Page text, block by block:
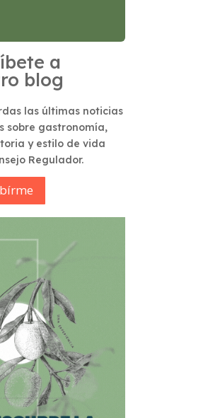
a
blog
las últimas noticias
sobre gastronomía,
y estilo de vida
Regulador.